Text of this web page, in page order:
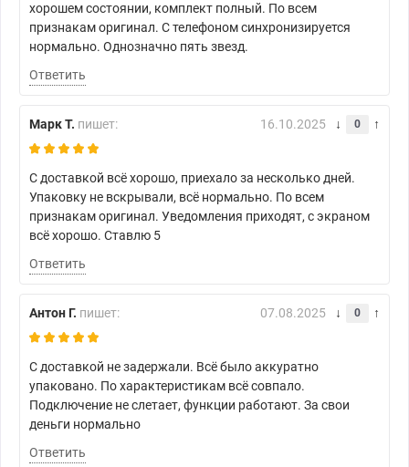
хорошем состоянии, комплект полный. По всем
признакам оригинал. С телефоном синхронизируется
нормально. Однозначно пять звезд.
Ответить
Марк Т. пишет: 16.10.2025 0
С доставкой всё хорошо, приехало за несколько дней.
Упаковку не вскрывали, всё нормально. По всем
признакам оригинал. Уведомления приходят, с экраном
всё хорошо. Ставлю 5
Ответить
Антон Г. пишет: 07.08.2025 0
С доставкой не задержали. Всё было аккуратно
упаковано. По характеристикам всё совпало.
Подключение не слетает, функции работают. За свои
деньги нормально
Ответить